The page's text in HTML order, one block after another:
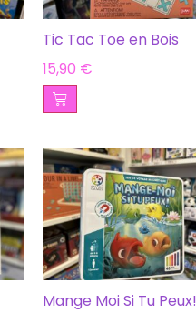
Tic Tac Toe en Bois
15,90 €
Mange Moi Si Tu Peux!